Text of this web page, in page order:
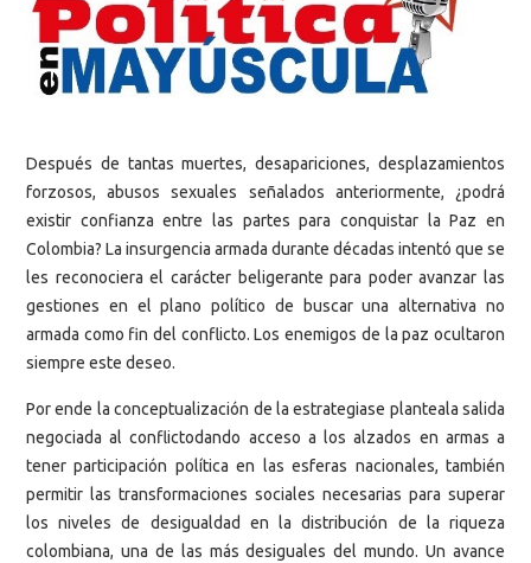
Después de tantas muertes, desapariciones, desplazamientos
forzosos, abusos sexuales señalados anteriormente, ¿podrá
existir confianza entre las partes para conquistar la Paz en
Colombia? La insurgencia armada durante décadas intentó que se
les reconociera el carácter beligerante para poder avanzar las
gestiones en el plano político de buscar una alternativa no
armada como fin del conflicto. Los enemigos de la paz ocultaron
siempre este deseo.
Por ende la conceptualización de la estrategiase planteala salida
negociada al conflictodando acceso a los alzados en armas a
tener participación política en las esferas nacionales, también
permitir las transformaciones sociales necesarias para superar
los niveles de desigualdad en la distribución de la riqueza
colombiana, una de las más desiguales del mundo. Un avance